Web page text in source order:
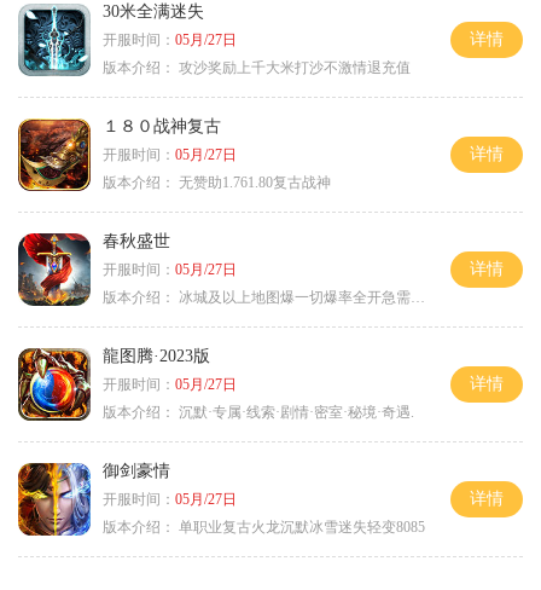
30米全满迷失
开服时间： 05月/27日
版本介绍： 攻沙奖励上千大米打沙不激情退充值
详情
１８０战神复古
开服时间： 05月/27日
版本介绍： 无赞助1.761.80复古战神
详情
春秋盛世
开服时间： 05月/27日
版本介绍：
冰城及以上地图爆一切爆率全开急需材料
详情
龍图腾·2023版
开服时间： 05月/27日
版本介绍： 沉默·专属·线索·剧情·密室·秘境·奇遇.
详情
御剑豪情
开服时间： 05月/27日
版本介绍： 单职业复古火龙沉默冰雪迷失轻变8085
详情